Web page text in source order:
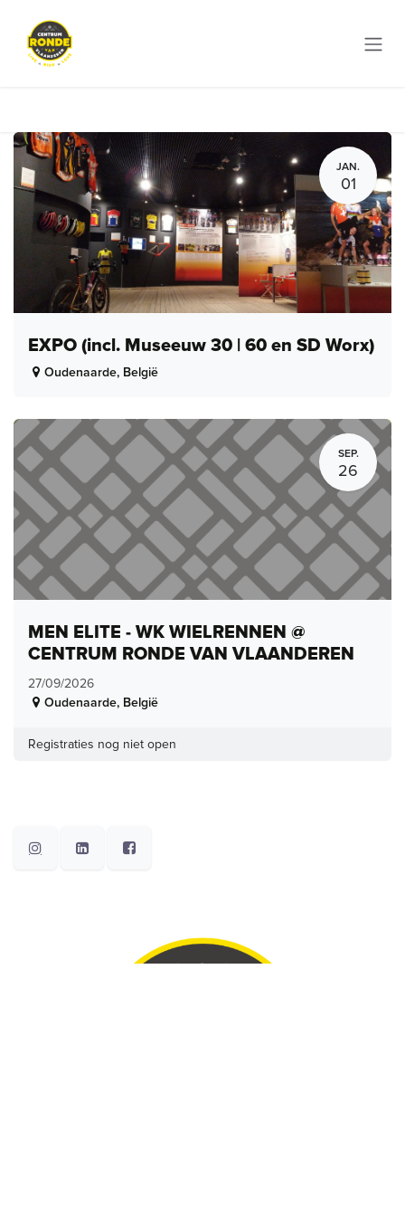
JAN.
01
EXPO (incl. Museeuw 30 | 60 en SD Worx)
Oudenaarde, België
SEP.
26
MEN ELITE - WK WIELRENNEN @
CENTRUM RONDE VAN VLAANDEREN
27/09/2026
Oudenaarde, België
Registraties nog niet open